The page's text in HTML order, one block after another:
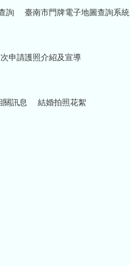
詢 臺南市門牌電子地圖查詢系統
申請護照介紹及宣導
關訊息 結婚拍照花絮